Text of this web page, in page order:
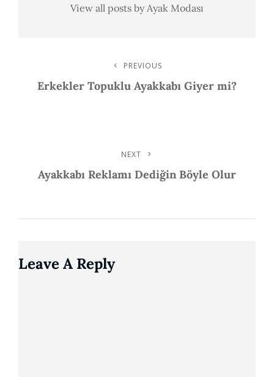
View all posts by Ayak Modası
Navigation
PREVIOUS
Erkekler Topuklu Ayakkabı Giyer mi?
NEXT
Ayakkabı Reklamı Dediğin Böyle Olur
Leave A Reply